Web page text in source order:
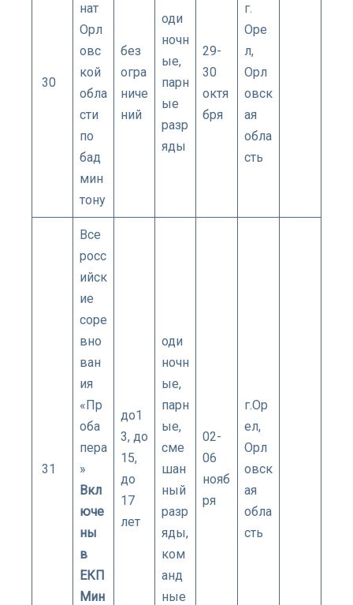
30
нат
Орл
овс
кой
обла
сти
по
бад
мин
тону
без
огра
ниче
ний
оди
ночн
ые,
парн
ые
разр
яды
29-
30
октя
бря
г.​
Оре
л,
Орл
овск
ая
обла
сть
31
Все
росс
ийск
ие
соре
вно
ван
ия
«Пр
оба
пера
»
Вкл
юче
ны
в
ЕКП
Мин
до1
3, до
15,
до
17
лет
оди
ночн
ые,
парн
ые,
сме
шан
ный
разр
яды,
ком
анд
ные
02-
06
нояб
ря
г.Ор
ел,
Орл
овск
ая
обла
сть